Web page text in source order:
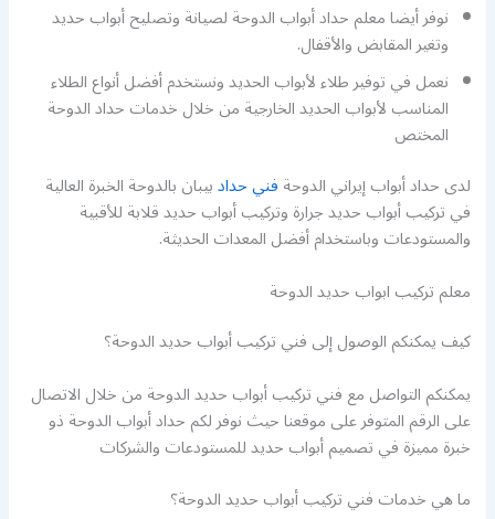
نوفر أيضا معلم حداد أبواب الدوحة لصيانة وتصليح أبواب حديد
وتغير المقابض والأقفال.
نعمل في توفير طلاء لأبواب الحديد ونستخدم أفضل أنواع الطلاء
المناسب لأبواب الحديد الخارجية من خلال خدمات حداد الدوحة
المختص
لدى حداد أبواب إيراني الدوحةفني حدادبيبان بالدوحة الخبرة العالية
في تركيب أبواب حديد جرارة وتركيب أبواب حديد قلابة للأقبية
والمستودعات وباستخدام أفضل المعدات الحديثة.
معلم تركيب ابواب حديد الدوحة
كيف يمكنكم الوصول إلى فني تركيب أبواب حديد الدوحة؟
يمكنكم التواصل مع فني تركيب أبواب حديد الدوحة من خلال الاتصال
على الرقم المتوفر على موقعنا حيث نوفر لكم حداد أبواب الدوحة ذو
خبرة مميزة في تصميم أبواب حديد للمستودعات والشركات
ما هي خدمات فني تركيب أبواب حديد الدوحة؟